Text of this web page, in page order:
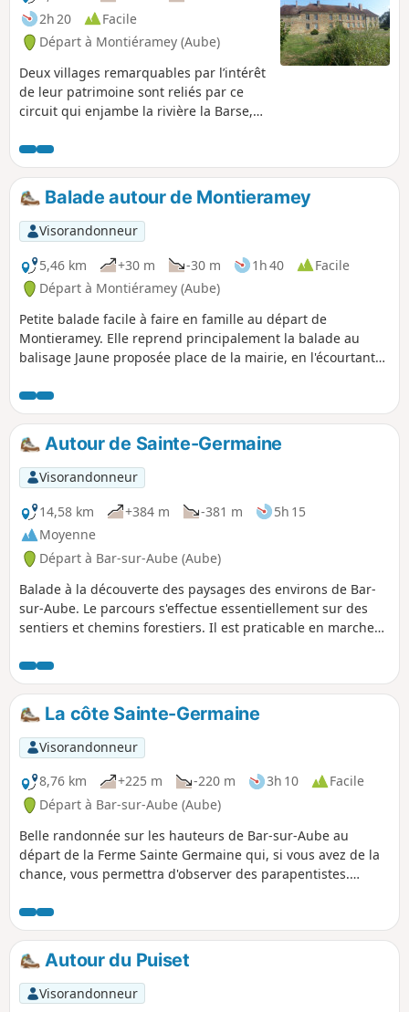
2h 20
Facile
Départ à Montiéramey (Aube)
Deux villages remarquables par l’intérêt
de leur patrimoine sont reliés par ce
circuit qui enjambe la rivière la Barse,
typique de la Champagne humide. Le
chemin passe ainsi auprès de l’ancienne
abbaye de Montiéramey et de deux
manoirs à Montreuil-sur-Barse.
Balade autour de Montieramey
Visorandonneur
5,46 km
+30 m -30 m 1h 40
Facile
Départ à Montiéramey (Aube)
Petite balade facile à faire en famille au départ de
Montieramey. Elle reprend principalement la balade au
balisage Jaune proposée place de la mairie, en l'écourtant
sont principalement des chemins, entre vergers et prés.
Autour de Sainte-Germaine
Visorandonneur
14,58 km
+384 m -381 m
5h 15
Moyenne
Départ à Bar-sur-Aube (Aube)
Balade à la découverte des paysages des environs de Bar-
sur-Aube. Le parcours s'effectue essentiellement sur des
sentiers et chemins forestiers. Il est praticable en marche
au programme, avec de jolies vues sur le vignoble
champenois. Au détour du sentier, vous apercevrez la croix
de Lorraine de Colombey les 2 églises. Un passage par le
village de Bergères qui organise chaque année la journée
des fleurs.
La côte Sainte-Germaine
Visorandonneur
8,76 km
+225 m -220 m 3h 10
Facile
Départ à Bar-sur-Aube (Aube)
Belle randonnée sur les hauteurs de Bar-sur-Aube au
départ de la Ferme Sainte Germaine qui, si vous avez de la
chance, vous permettra d'observer des parapentistes.
position en hauteur.
Autour du Puiset
Visorandonneur